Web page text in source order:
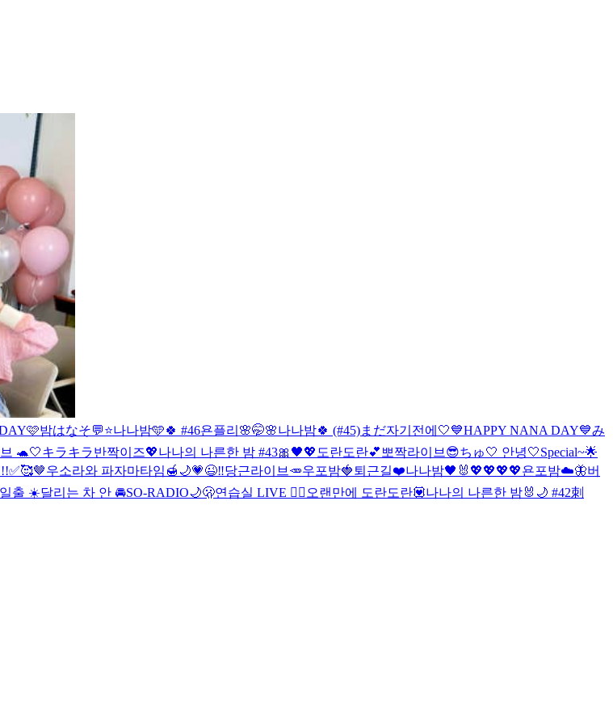
밤はなそ💬⭐️나나밤🩵🍀 #46욘플리🌸🤭🌸나나밤🍀 (#45)まだ자기전에🤍💙HAPPY NANA DAY💙み
🐢🤍キラキラ반짝이즈💖나나의 나른한 밤 #43🎀🖤💖 도란도란💕 뽀짝라이브😎ちゅ🤍 안녕🤍Special~🌟
우소라와 파자마타임🍯🌙💗😉‼️당근라이브🥕우포밤🍓퇴근길❤️나나밤🖤🐰 💖💖💖💖욘포밤☁️🦋버
출 ☀️달리는 차 안 🚘SO-RADIO🌙🫢연습실 LIVE ❤️‍🔥 오랜만에 도란도란💟나나의 나른한 밤🐰🌙 #42刺